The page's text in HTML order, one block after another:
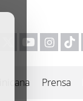
Prensa